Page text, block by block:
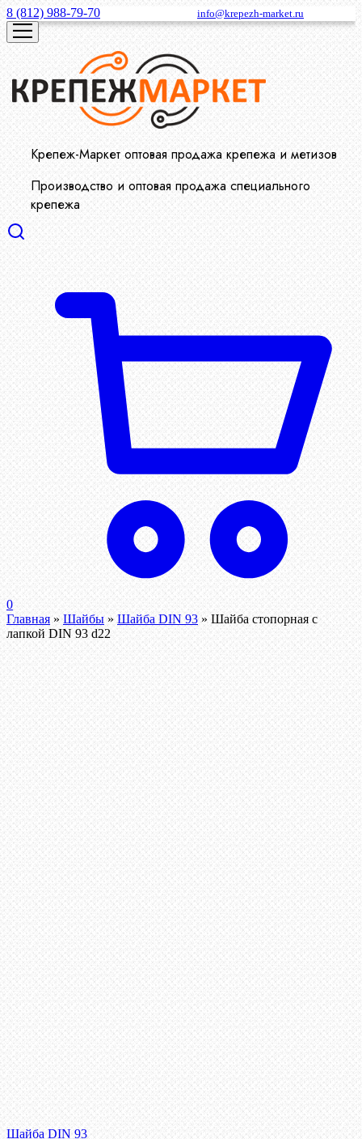
8 (812) 988-79-70 info@krepezh-market.ru
Крепеж-Маркет оптовая продажа крепежа и метизов
Производство и оптовая продажа специального
крепежа
0
Главная » Шайбы » Шайба DIN 93 » Шайба стопорная с
лапкой DIN 93 d22
Шайба DIN 93